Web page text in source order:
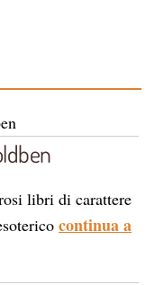
libri di carattere
continua a